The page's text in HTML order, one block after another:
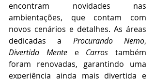
encontram novidades nas
ambientações, que contam com
novos cenários e detalhes. As áreas
dedicadas a Procurando Nemo
Divertida Mente e Carros também
foram renovadas, garantindo uma
experiência ainda mais divertida e